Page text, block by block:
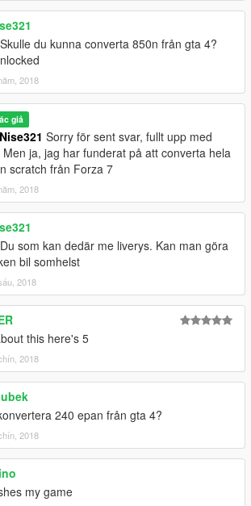
Skulle du kunna converta 850n från gta 4?
2018
giả
Sorry för sent svar, fullt upp med
ja, jag har funderat på att converta hela
scratch från Forza 7
2018
Du som kan dedär me liverys. Kan man göra
bil somhelst
2018
this here's 5
2018
240 epan från gta 4?
2018
my game